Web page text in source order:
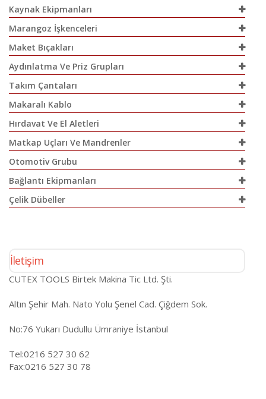
Kaynak Ekipmanları
Marangoz İşkenceleri
Maket Bıçakları
Aydınlatma Ve Priz Grupları
Takım Çantaları
Makaralı Kablo
Hırdavat Ve El Aletleri
Matkap Uçları Ve Mandrenler
Otomotiv Grubu
Bağlantı Ekipmanları
Çelik Dübeller
İletişim
CUTEX TOOLS Birtek Makina Tic Ltd. Şti.
Altın Şehir Mah. Nato Yolu Şenel Cad. Çiğdem Sok.
No:76 Yukarı Dudullu Ümraniye İstanbul
Tel:0216 527 30 62
Fax:0216 527 30 78